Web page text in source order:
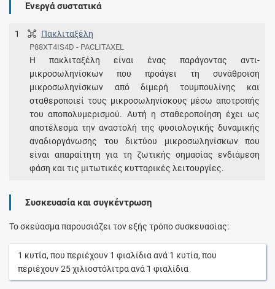
Ενεργά συστατικά
1 Πακλιταξέλη
P88XT4IS4D - PACLITAXEL
Η πακλιταξέλη είναι ένας παράγοντας αντι-
μικροσωληνίσκων που προάγει τη συνάθροιση
μικροσωληνίσκων από διμερή τουμπουλίνης και
σταθεροποιεί τους μικροσωληνίσκους μέσω αποτροπής
του αποπολυμερισμού. Αυτή η σταθεροποίηση έχει ως
αποτέλεσμα την αναστολή της φυσιολογικής δυναμικής
αναδιοργάνωσης του δικτύου μικροσωληνίσκων που
είναι απαραίτητη για τη ζωτικής σημασίας ενδιάμεση
φάση και τις μιτωτικές κυτταρικές λειτουργίες.
Συσκευασία και συγκέντρωση
Το σκεύασμα παρουσιάζει τον εξής τρόπο συσκευασίας:
1 κυτία, που περιέχουν 1 φιαλίδιαανά 1 κυτία, που
περιέχουν25χιλιοστόλιτραανά 1 φιαλίδια